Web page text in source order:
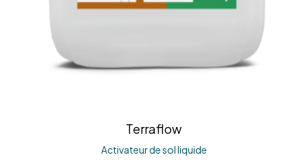
Terraflow
Activateur de sol liquide